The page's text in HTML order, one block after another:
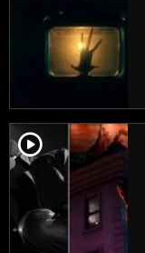
player2